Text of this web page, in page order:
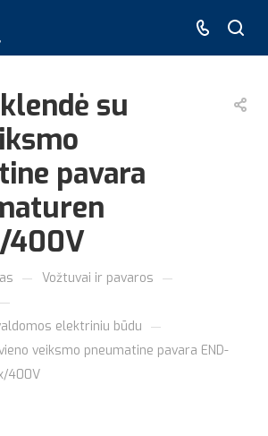
su
pavara
400V
— Vožtuvai ir pavaros —
—
elektriniu būdu —
veiksmo pneumatine pavara END-
400V